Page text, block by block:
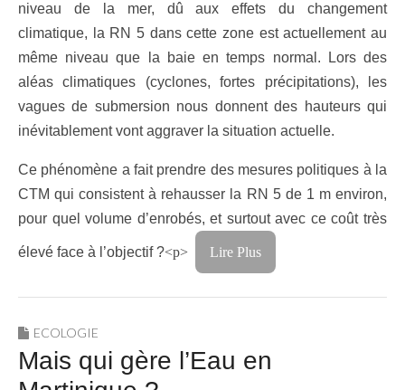
niveau de la mer, dû aux effets du changement
climatique, la RN 5 dans cette zone est actuellement au
même niveau que la baie en temps normal. Lors des
aléas climatiques (cyclones, fortes précipitations), les
vagues de submersion nous donnent des hauteurs qui
inévitablement vont aggraver la situation actuelle.
Ce phénomène a fait prendre des mesures politiques à la
CTM qui consistent à rehausser la RN 5 de 1 m environ,
pour quel volume d’enrobés, et surtout avec cecoût très
élevé face à l’objectif ?<p> Lire Plus
ECOLOGIE
Mais qui gère l’Eau en